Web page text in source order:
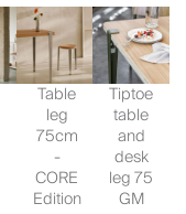
Table
leg
75cm
-
CORE
Edition
Tiptoe
table
and
desk
leg 75
GM